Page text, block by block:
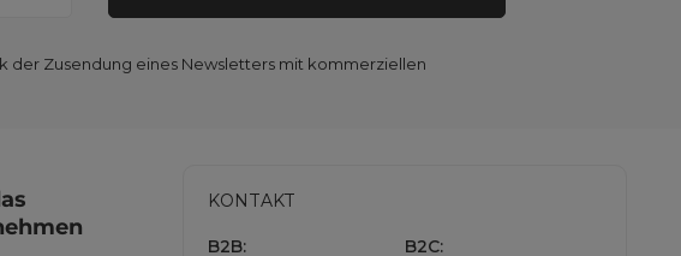
der Zusendung eines Newsletters mit kommerziellen
KONTAKT
B2B: B2C: